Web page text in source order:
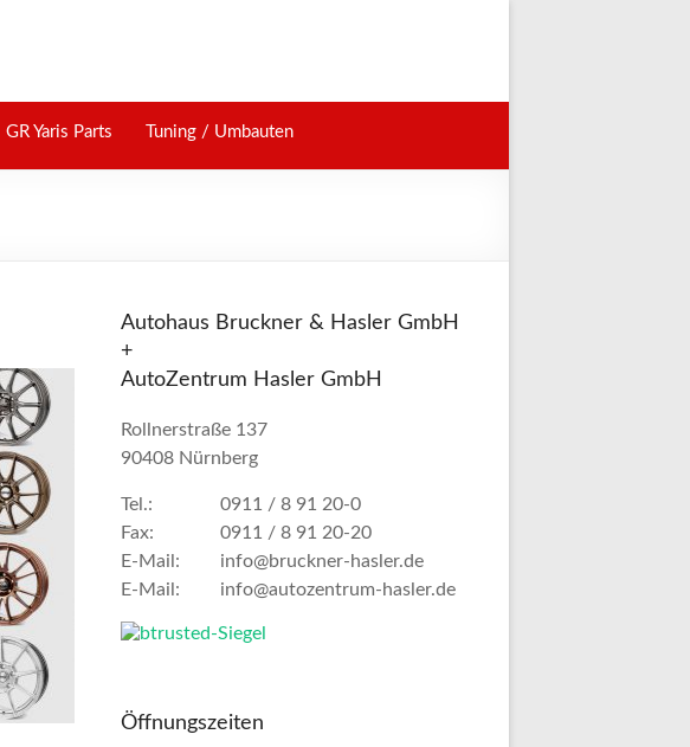
GR Yaris Parts Tuning / Umbauten
Autohaus Bruckner & Hasler GmbH
+
AutoZentrum Hasler GmbH
Rollnerstraße 137
90408 Nürnberg
Tel.:
0911 / 8 91 20-0
Fax:
0911 / 8 91 20-20
E-Mail:
info@bruckner-hasler.de
E-Mail:
info@autozentrum-hasler.de
Öffnungszeiten